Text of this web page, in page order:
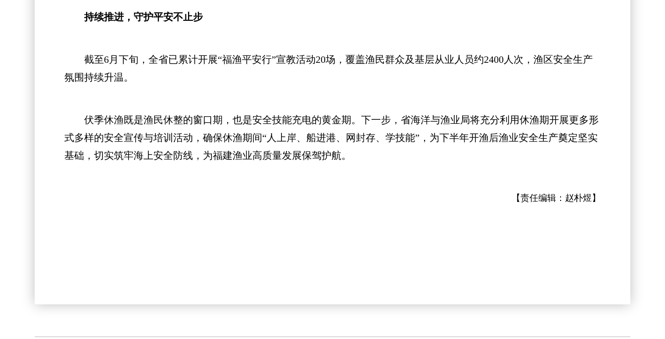
持续推进，守护平安不止步
截至6月下旬，全省已累计开展“福渔平安行”宣教活动20场，覆盖渔民群众及基层从业人员约2400人次，渔区安全生产
氛围持续升温。
伏季休渔既是渔民休整的窗口期，也是安全技能充电的黄金期。下一步，省海洋与渔业局将充分利用休渔期开展更多形
式多样的安全宣传与培训活动，确保休渔期间“人上岸、船进港、网封存、学技能”，为下半年开渔后渔业安全生产奠定坚实
基础，切实筑牢海上安全防线，为福建渔业高质量发展保驾护航。
【责任编辑： 赵朴煜 】